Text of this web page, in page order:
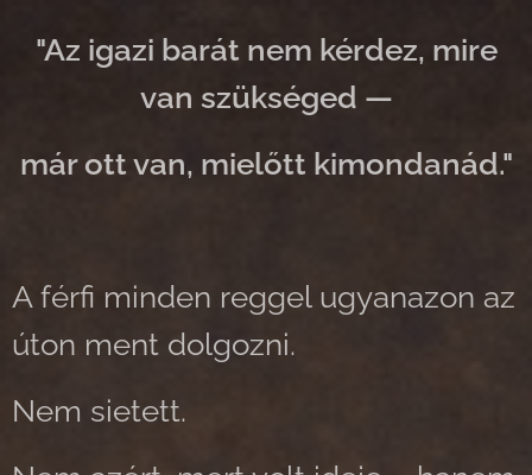
"Az igazi barát nem kérdez, mire
van szükséged —
már ott van, mielőtt kimondanád."
A férfi minden reggel ugyanazon az
úton ment dolgozni.
Nem sietett.